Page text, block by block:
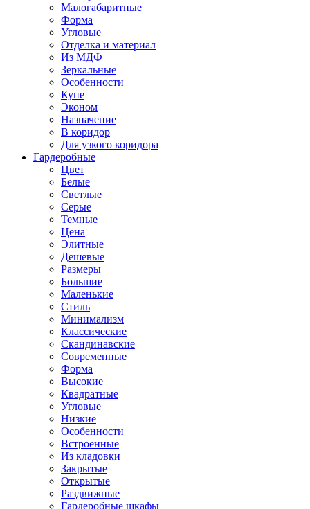
Малогабаритные
Форма
Угловые
Отделка и материал
Из МДФ
Зеркальные
Особенности
Купе
Эконом
Назначение
В коридор
Для узкого коридора
Гардеробные
Цвет
Белые
Светлые
Серые
Темные
Цена
Элитные
Дешевые
Размеры
Большие
Маленькие
Стиль
Минимализм
Классические
Скандинавские
Современные
Форма
Высокие
Квадратные
Угловые
Низкие
Особенности
Встроенные
Из кладовки
Закрытые
Открытые
Раздвижные
Гардеробные шкафы